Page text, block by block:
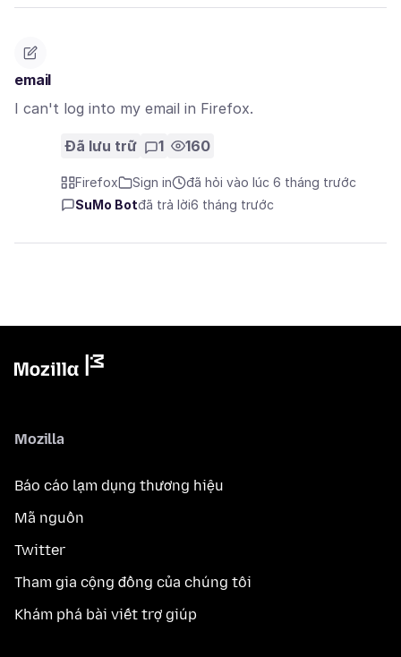
email
I can't log into my email in Firefox.
Đã lưu trữ 1 160
Firefox Sign in
đã hỏi vào lúc 6 tháng trước
SuMo Botđã trả lời6 tháng trước
Mozilla
Báo cáo lạm dụng thương hiệu
Mã nguồn
Twitter
Tham gia cộng đồng của chúng tôi
Khám phá bài viết trợ giúp